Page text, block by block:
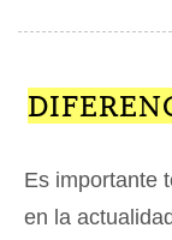
Es importante
en la